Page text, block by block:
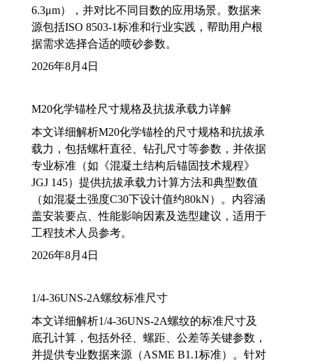
6.3μm），并对比不同目数的应用场景。数据来
源包括ISO 8503-1标准和行业实践，帮助用户根
据需求选择合适的喷砂参数。
2026年8月4日
M20化学锚栓尺寸规格及抗拔承载力详解
本文详细解析M20化学锚栓的尺寸规格和抗拔承
载力，包括螺杆直径、钻孔尺寸等参数，并依据
专业标准（如《混凝土结构后锚固技术规程》
JGJ 145）提供抗拔承载力计算方法和典型数值
（如混凝土强度C30下设计值约80kN）。内容涵
盖安装要点、性能影响因素及选型建议，适用于
工程技术人员参考。
2026年8月4日
1/4-36UNS-2A螺纹标准尺寸
本文详细解析1/4-36UNS-2A螺纹的标准尺寸及
底孔计算，包括外径、螺距、公差等关键参数，
并提供专业数据来源（ASME B1.1标准）。针对